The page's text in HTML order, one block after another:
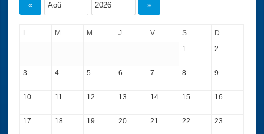
« »
L M M J V S
D
1
2
3 4 5 6 7 8 9
10 11 12 13 14 15 16
17 18 19 20 21 22 23